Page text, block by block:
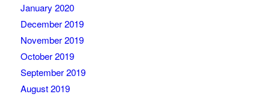
January 2020
December 2019
November 2019
October 2019
September 2019
August 2019